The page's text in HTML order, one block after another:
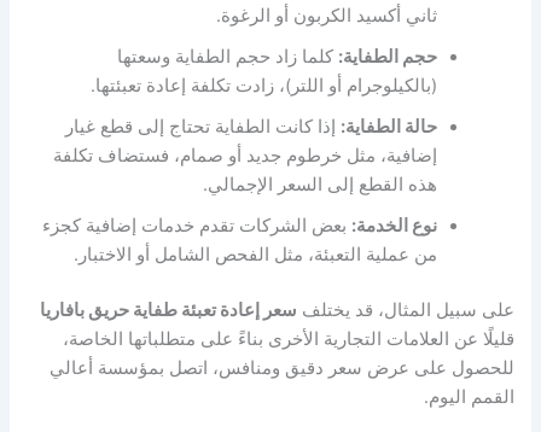
ثاني أكسيد الكربون أو الرغوة.
حجم الطفاية: كلما زاد حجم الطفاية وسعتها
(بالكيلوجرام أو اللتر)، زادت تكلفة إعادة تعبئتها.
حالة الطفاية: إذا كانت الطفاية تحتاج إلى قطع غيار
إضافية، مثل خرطوم جديد أو صمام، فستضاف تكلفة
هذه القطع إلى السعر الإجمالي.
نوع الخدمة: بعض الشركات تقدم خدمات إضافية كجزء
من عملية التعبئة، مثل الفحص الشامل أو الاختبار.
على سبيل المثال، قد يختلف سعر إعادة تعبئة طفاية حريق بافاريا
قليلًا عن العلامات التجارية الأخرى بناءً على متطلباتها الخاصة،
للحصول على عرض سعر دقيق ومنافس، اتصل بمؤسسة أعالي
القمم اليوم.